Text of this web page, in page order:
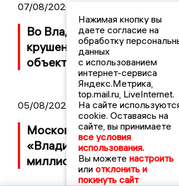
07/08/2026 14:34
Во Владимирской области
крушение неопознанный
объект
05/08/2026 08:30
Московский ЧОП подал иск
«Владимирскому
миллионов рублей
Нажимая кнопку вы
даете согласие на
обработку
данных
с использованием
интернет-сервиса
Яндекс.Метрика,
top.mail.ru, LiveInternet.
На сайте
cookie. Оставаясь на
сайте, вы принимаете
все условия
использования.
Вы можете настроить
или отклонить и
покинуть сайт